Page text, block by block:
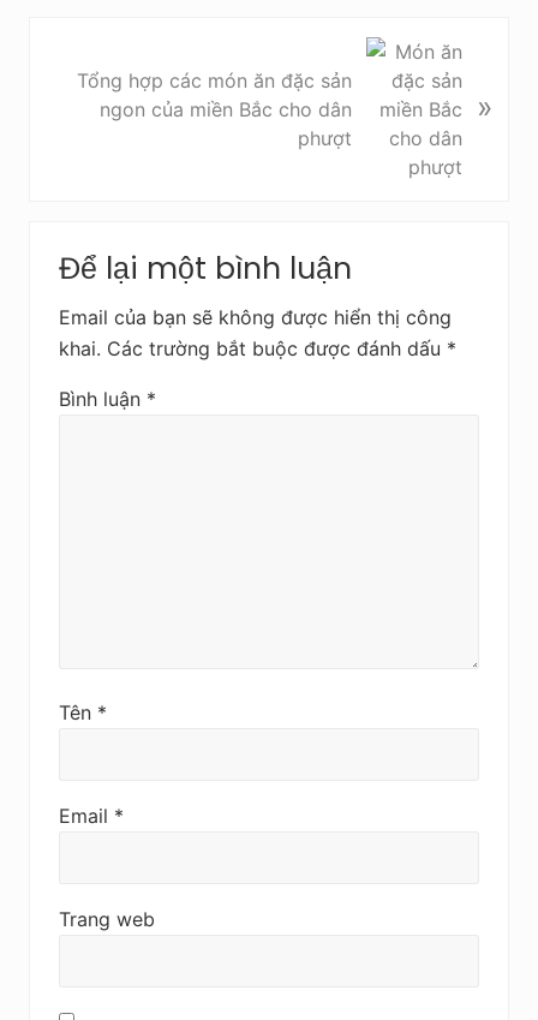
Tổng hợp các món ăn đặc sản
ngon của miền Bắc cho dân
phượt
»
Reader
Interactions
Để lại một bình luận
Email của bạn sẽ không được hiển thị công
khai. Các trường bắt buộc được đánh dấu *
Bình luận *
Tên *
Email *
Trang web